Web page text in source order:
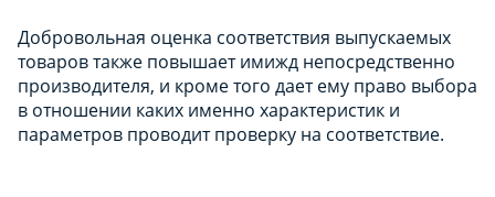
Добровольная оценка соответствия выпускаемых
товаров также повышает имижд непосредственно
производителя, и кроме того дает ему право выбора
в отношении каких именно характеристик и
параметров проводит проверку на соответствие.